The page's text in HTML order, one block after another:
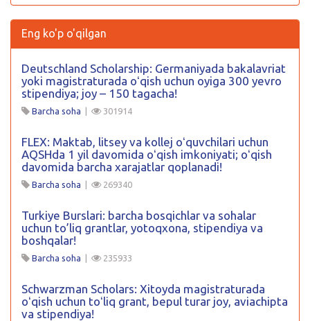
Eng ko'p o'qilgan
Deutschland Scholarship: Germaniyada bakalavriat
yoki magistraturada oʻqish uchun oyiga 300 yevro
stipendiya; joy – 150 tagacha!
Barcha soha | 301914
FLEX: Maktab, litsey va kollej oʻquvchilari uchun
AQSHda 1 yil davomida oʻqish imkoniyati; oʻqish
davomida barcha xarajatlar qoplanadi!
Barcha soha | 269340
Turkiye Burslari: barcha bosqichlar va sohalar
uchun to’liq grantlar, yotoqxona, stipendiya va
boshqalar!
Barcha soha | 235933
Schwarzman Scholars: Xitoyda magistraturada
oʻqish uchun toʻliq grant, bepul turar joy, aviachipta
va stipendiya!